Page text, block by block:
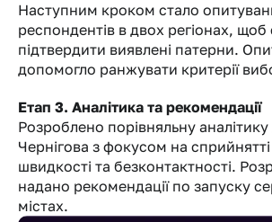
Наступним кроком стало
респондентів в двох регіонах, щоб
підтвердити виявлені патерни.
допомогло ранжувати критерії
Етап 3. Аналітика та рекомендації
Розроблено порівняльну
Чернігова з фокусом на
швидкості та безконтактності.
надано рекомендації по запуску
містах.